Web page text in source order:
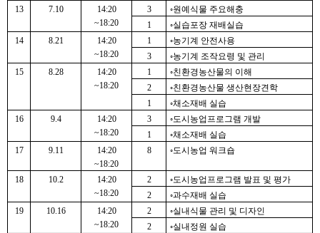
13
7.10
14:20
~18:20
3
◦원예식물 주요해충
1
◦실습포장 재배실습
14
8.21
14:20
~18:20
1
◦농기계 안전사용
3
◦농기계 조작요령 및 관리
15
8.28
14:20
~18:20
1
◦친환경농산물의 이해
2
◦친환경농산물 생산현장견학
1
◦채소재배 실습
16
9.4
14:20
~18:20
3
◦도시농업프로그램 개발
1
◦채소재배 실습
17
9.11
14:20
~18:20
8 ◦도시농업 워크숍
18 10.2
14:20
~18:20
2
◦도시농업프로그램 발표 및 평가
2
◦과수재배 실습
19
10.16
14:20
~18:20
2
◦실내식물 관리 및 디자인
2
◦실내정원 실습